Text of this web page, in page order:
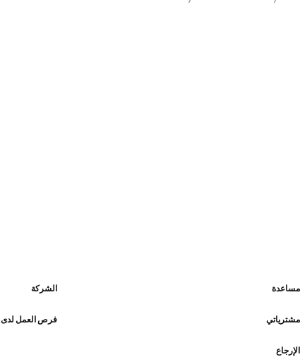
مساعدة الشركة
مشترياتي فرص العمل لدى MANGO
الإرجاع